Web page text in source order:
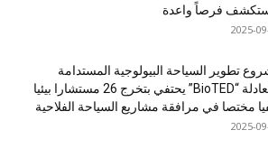
فرصاً واعدة
2025-
تطوير السياحة البيولوجية المستدامة
والعادلة “BioTED” يحتفي بتخرج 26 مستشارا بيئيا
مختصا في مرافقة مشاريع السياحة الفلاحية
2025-